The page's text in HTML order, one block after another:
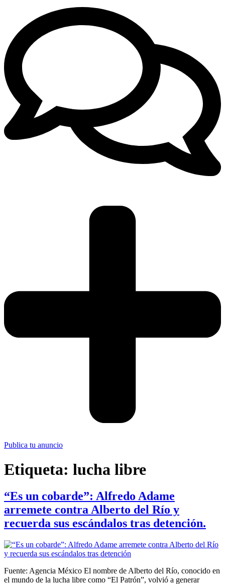
Publica tu anuncio
Etiqueta: lucha libre
“Es un cobarde”: Alfredo Adame
arremete contra Alberto del Río y
recuerda sus escándalos tras detención.
Fuente: Agencia México El nombre de Alberto del Río, conocido en
el mundo de la lucha libre como “El Patrón”, volvió a generar